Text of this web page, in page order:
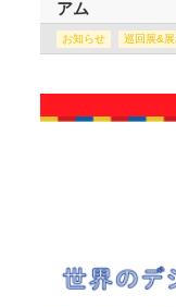
アム
お知らせ 巡回展&